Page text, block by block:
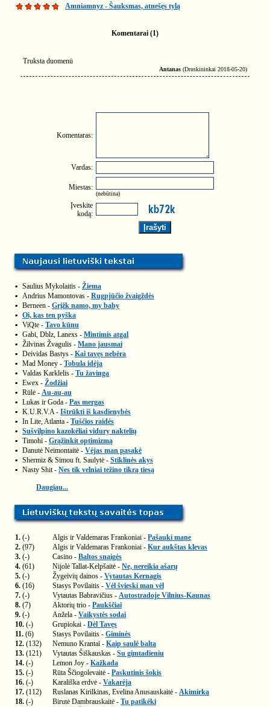
Amniamnyz - Šauksmas, atnešęs tylą
Komentarai (1)
Truksta duomenü
Antanas (Druskininkai 2018-05-20)
Komentaras:
Vardas:
Miestas:
(nebūtina)
Įveskite
kodą:
▪ Saulius Mykolaitis - Žiema
▪ Andrius Mamontovas - Rugpjūčio žvaigždės
▪ Berneen - Grįžk namo, my baby
▪ Oi, kas ten pyška
▪ ViQte - Tavo kūnu
▪ Gabi, Dblz, Lanexs - Mintimis atgal
▪ Žilvinas Žvagulis - Mano jausmai
▪ Deividas Bastys - Kai tavęs nebėra
▪ Mad Money - Tobula idėja
▪ Valdas Karklelis - Tu žavinga
▪ Ewex - Žodžiai
▪ Rūlė - Au-au-au
▪ Lukas ir Goda - Pas mergas
▪ K.U.R.V.A - Ištrūkti iš kasdienybės
▪ In Lite, Atlanta - Tuščios raidės
▪ Sušvilpino kazokėliai vidury naktelių
▪ Timohi - Grąžinkit optimizmą
▪ Danutė Neimontaitė - Vėjas man pasakė
▪ Shermiz & Simou ft. Saulytė - Stiklinės akys
▪ Nasty Shit - Nes tik velniai težino tikrą tiesą
Daugiau...
1. (-) Algis ir Valdemaras Frankoniai - Pašauki mane
2. (97) Algis ir Valdemaras Frankoniai - Kur aukštas klevas
3. (-) Casino - Baltos snaigės
4. (61) Nijolė Tallat-Kelpšaitė - Ne, nereikia ašarų
5. (-) Žygeivių dainos - Vytautas Kernagis
6. (16) Stasys Povilaitis - Vėl švieski man vėl
7. (-) Vytautas Babravičius - Autostradoje Vilnius-Kaunas
8. (7) Aktorių trio - Paukščiai
9. (-) Anžela - Vaikystės sodai
10. (-) Grupiokai - Dėl Tavęs
11. (6) Stasys Povilaitis - Giminės
12. (132) Nemuno Krantai - Kaip saulė balta
13. (121) Vytautas Šiškauskas - Su gimtadieniu
14. (-) Lemon Joy - Kažkada
15. (-) Rūta Ščiogolevaitė - Paskutinis šokis
16. (-) Karališka erdvė - Vakarėja
17. (112) Ruslanas Kirilkinas, Evelina Anusauskaitė - Akimirka
18. (-) Birutė Dambrauskaitė - Tu patikėki